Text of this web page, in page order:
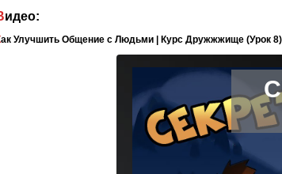
Видео:
Как Улучшить Общение с Людьми | Курс Дружжжище (Урок 8)